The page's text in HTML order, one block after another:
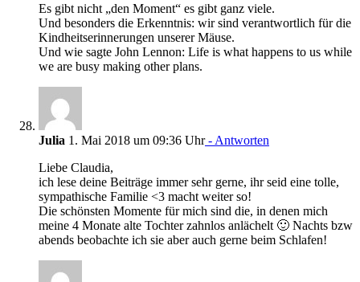
Es gibt nicht „den Moment“ es gibt ganz viele.
Und besonders die Erkenntnis: wir sind verantwortlich für die
Kindheitserinnerungen unserer Mäuse.
Und wie sagte John Lennon: Life is what happens to us while
we are busy making other plans.
Julia 1. Mai 2018 um 09:36 Uhr- Antworten
Liebe Claudia,
ich lese deine Beiträge immer sehr gerne, ihr seid eine tolle,
sympathische Familie <3 macht weiter so!
Die schönsten Momente für mich sind die, in denen mich
meine 4 Monate alte Tochter zahnlos anlächelt 🙂 Nachts bzw
abends beobachte ich sie aber auch gerne beim Schlafen!